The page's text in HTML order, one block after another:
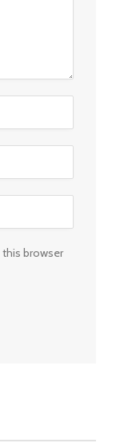
this browser